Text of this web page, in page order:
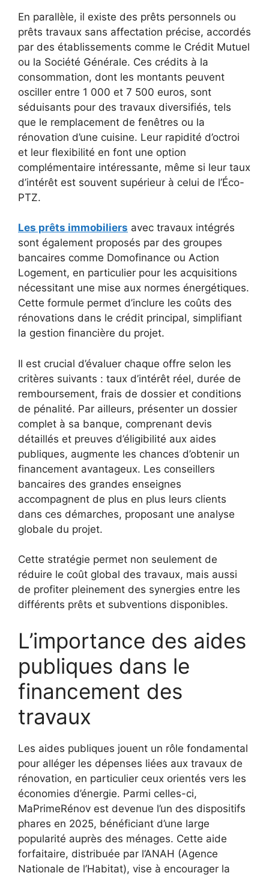
En parallèle, il existe des prêts personnels ou
prêts travaux sans affectation précise, accordés
par des établissements comme le Crédit Mutuel
ou la Société Générale. Ces crédits à la
consommation, dont les montants peuvent
osciller entre 1 000 et 7 500 euros, sont
séduisants pour des travaux diversifiés, tels
que le remplacement de fenêtres ou la
rénovation d’une cuisine. Leur rapidité d’octroi
et leur flexibilité en font une option
complémentaire intéressante, même si leur taux
d’intérêt est souvent supérieur à celui de l’Éco-
PTZ.
Les prêts immobiliers avec travaux intégrés
sont également proposés par des groupes
bancaires comme Domofinance ou Action
Logement, en particulier pour les acquisitions
nécessitant une mise aux normes énergétiques.
Cette formule permet d’inclure les coûts des
rénovations dans le crédit principal, simplifiant
la gestion financière du projet.
Il est crucial d’évaluer chaque offre selon les
critères suivants : taux d’intérêt réel, durée de
remboursement, frais de dossier et conditions
de pénalité. Par ailleurs, présenter un dossier
complet à sa banque, comprenant devis
détaillés et preuves d’éligibilité aux aides
publiques, augmente les chances d’obtenir un
financement avantageux. Les conseillers
bancaires des grandes enseignes
accompagnent de plus en plus leurs clients
dans ces démarches, proposant une analyse
globale du projet.
Cette stratégie permet non seulement de
réduire le coût global des travaux, mais aussi
de profiter pleinement des synergies entre les
différents prêts et subventions disponibles.
L’importance des aides
publiques dans le
financement des
travaux
Les aides publiques jouent un rôle fondamental
pour alléger les dépenses liées aux travaux de
rénovation, en particulier ceux orientés vers les
économies d’énergie. Parmi celles-ci,
MaPrimeRénov est devenue l’un des dispositifs
phares en 2025, bénéficiant d’une large
popularité auprès des ménages. Cette aide
forfaitaire, distribuée par l’ANAH (Agence
Nationale de l’Habitat), vise à encourager la